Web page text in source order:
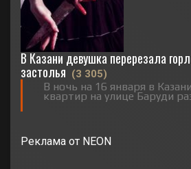
В Казани девушка перерезала
застолья (3 305)
В ночь на 16 января в
квартир на улице Баруди
Реклама от NEON